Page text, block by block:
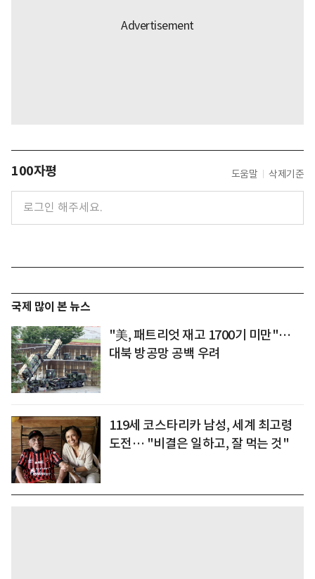
100자평 도움말 삭제기준
국제 많이 본 뉴스
"美, 패트리엇 재고 1700기 미만"…
대북 방공망 공백 우려
119세 코스타리카 남성, 세계 최고령
도전… "비결은 일하고, 잘 먹는 것"